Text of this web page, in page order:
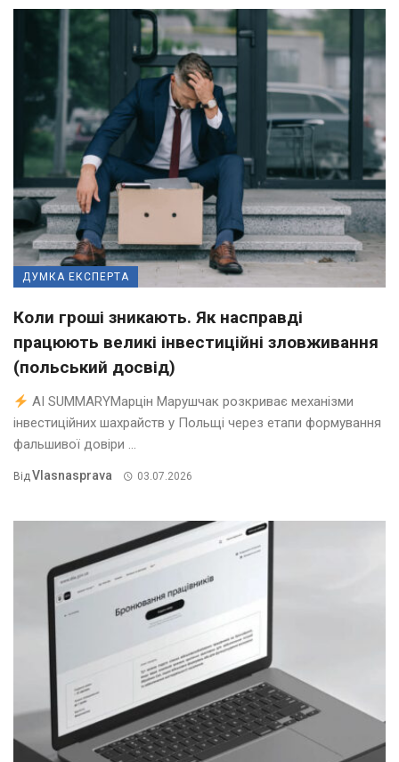
ДУМКА ЕКСПЕРТА
Коли гроші зникають. Як насправді
працюють великі інвестиційні зловживання
(польський досвід)
AI SUMMARYМарцін Марушчак розкриває механізми
інвестиційних шахрайств у Польщі через етапи формування
фальшивої довіри ...
ВідVlasnasprava 03.07.2026